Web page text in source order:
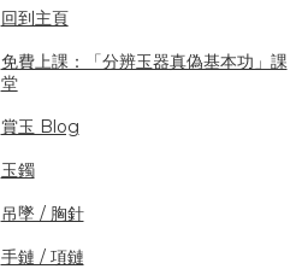
回到主頁
免費上課：「分辨玉器真偽基本功」課
堂
賞玉 Blog
玉鐲
吊墜 / 胸針
手鏈 / 項鏈